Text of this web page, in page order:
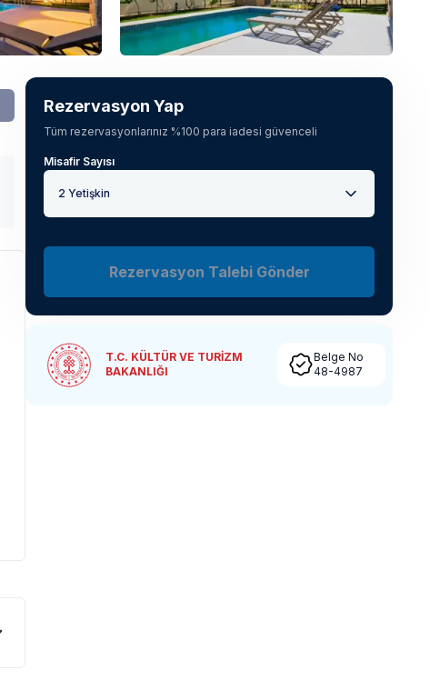
Tüm fotoğrafları gör
Rezervasyon Yap
Tüm rezervasyonlarınız %100 para iadesi güvenceli
Misafir Sayısı
2 Yetişkin
Rezervasyon Talebi Gönder
T.C. KÜLTÜR VE TURİZM
BAKANLIĞI
Belge No
48-4987